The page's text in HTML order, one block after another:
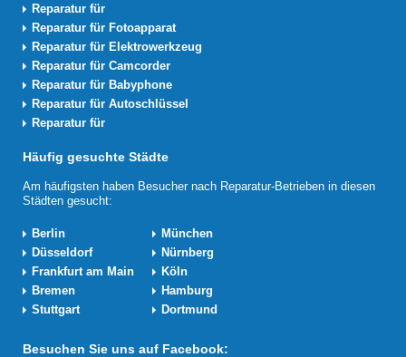
Reparatur für
Reparatur für Fotoapparat
Reparatur für Elektrowerkzeug
Reparatur für Camcorder
Reparatur für Babyphone
Reparatur für Autoschlüssel
Reparatur für
Häufig gesuchte Städte
Am häufigsten haben Besucher nach Reparatur-Betrieben in diesen
Städten gesucht:
Berlin
München
Düsseldorf
Nürnberg
Frankfurt am Main
Köln
Bremen
Hamburg
Stuttgart
Dortmund
Besuchen Sie uns auf Facebook: